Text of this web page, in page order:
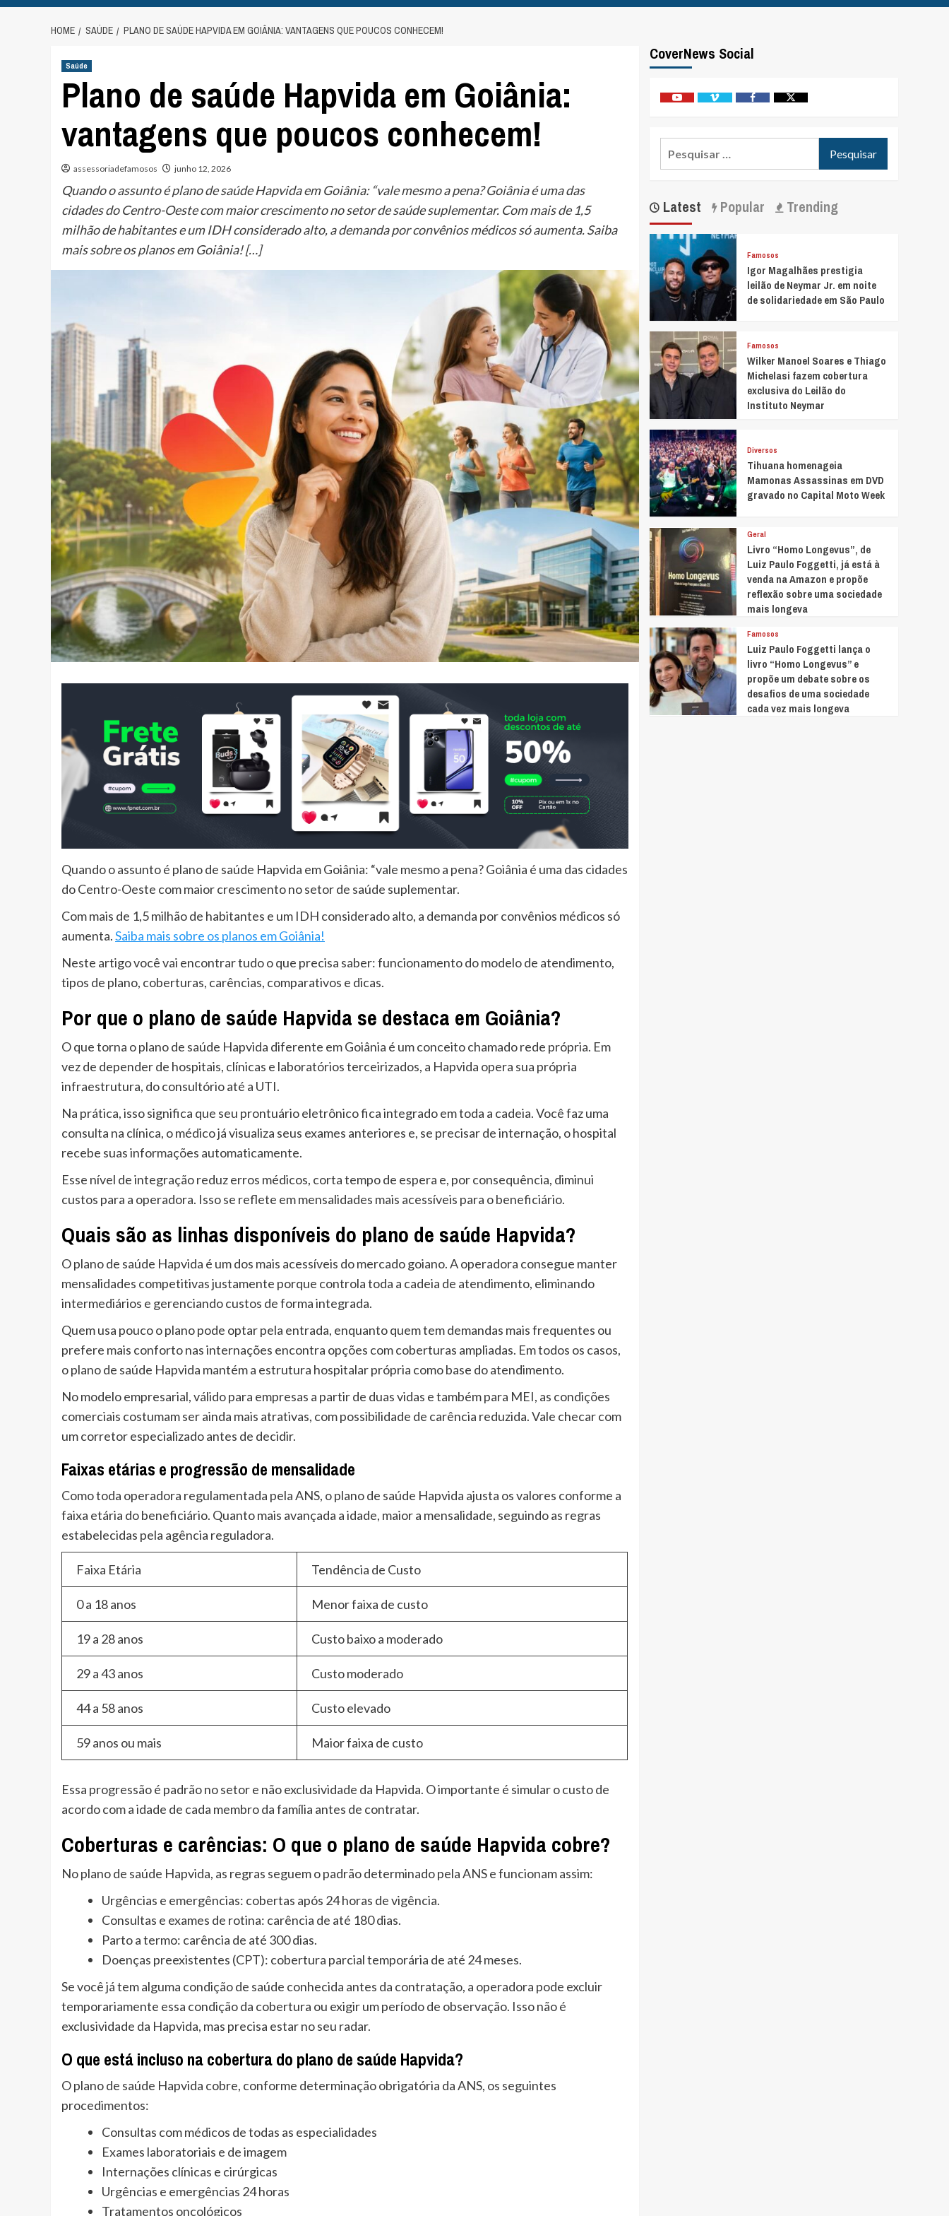
HOME SAÚDE PLANO DE SAÚDE HAPVIDA EM GOIÂNIA: VANTAGENS QUE POUCOS CONHECEM!
Saúde
Plano de saúde Hapvida em Goiânia:
vantagens que poucos conhecem!
assessoriadefamosos junho 12, 2026
Quando o assunto é plano de saúde Hapvida em Goiânia: “vale mesmo a pena? Goiânia é uma das
cidades do Centro-Oeste com maior crescimento no setor de saúde suplementar. Com mais de 1,5
milhão de habitantes e um IDH considerado alto, a demanda por convênios médicos só aumenta. Saiba
mais sobre os planos em Goiânia! […]
Quando o assunto é plano de saúde Hapvida em Goiânia: “vale mesmo a pena? Goiânia é uma das cidades
do Centro-Oeste com maior crescimento no setor de saúde suplementar.
Com mais de 1,5 milhão de habitantes e um IDH considerado alto, a demanda por convênios médicos só
aumenta.Saiba mais sobre os planos em Goiânia!
Neste artigo você vai encontrar tudo o que precisa saber: funcionamento do modelo de atendimento,
tipos de plano, coberturas, carências, comparativos e dicas.
Por que o plano de saúde Hapvida se destaca em Goiânia?
O que torna o plano de saúde Hapvida diferente em Goiânia é um conceito chamado rede própria. Em
vez de depender de hospitais, clínicas e laboratórios terceirizados, a Hapvida opera sua própria
infraestrutura, do consultório até a UTI.
Na prática, isso significa que seu prontuário eletrônico fica integrado em toda a cadeia. Você faz uma
consulta na clínica, o médico já visualiza seus exames anteriores e, se precisar de internação, o hospital
recebe suas informações automaticamente.
Esse nível de integração reduz erros médicos, corta tempo de espera e, por consequência, diminui
custos para a operadora. Isso se reflete em mensalidades mais acessíveis para o beneficiário.
Quais são as linhas disponíveis do plano de saúde Hapvida?
O plano de saúde Hapvida é um dos mais acessíveis do mercado goiano. A operadora consegue manter
mensalidades competitivas justamente porque controla toda a cadeia de atendimento, eliminando
intermediários e gerenciando custos de forma integrada.
Quem usa pouco o plano pode optar pela entrada, enquanto quem tem demandas mais frequentes ou
prefere mais conforto nas internações encontra opções com coberturas ampliadas. Em todos os casos,
o plano de saúde Hapvida mantém a estrutura hospitalar própria como base do atendimento.
No modelo empresarial, válido para empresas a partir de duas vidas e também para MEI, as condições
comerciais costumam ser ainda mais atrativas, com possibilidade de carência reduzida. Vale checar com
um corretor especializado antes de decidir.
Faixas etárias e progressão de mensalidade
Como toda operadora regulamentada pela ANS, o plano de saúde Hapvida ajusta os valores conforme a
faixa etária do beneficiário. Quanto mais avançada a idade, maior a mensalidade, seguindo as regras
estabelecidas pela agência reguladora.
Faixa Etária Tendência de Custo
0 a 18 anos Menor faixa de custo
19 a 28 anos Custo baixo a moderado
29 a 43 anos Custo moderado
44 a 58 anos Custo elevado
59 anos ou mais Maior faixa de custo
Essa progressão é padrão no setor e não exclusividade da Hapvida. O importante é simular o custo de
acordo com a idade de cada membro da família antes de contratar.
Coberturas e carências: O que o plano de saúde Hapvida cobre?
No plano de saúde Hapvida, as regras seguem o padrão determinado pela ANS e funcionam assim:
Urgências e emergências: cobertas após 24 horas de vigência.
Consultas e exames de rotina: carência de até 180 dias.
Parto a termo: carência de até 300 dias.
Doenças preexistentes (CPT): cobertura parcial temporária de até 24 meses.
Se você já tem alguma condição de saúde conhecida antes da contratação, a operadora pode excluir
temporariamente essa condição da cobertura ou exigir um período de observação. Isso não é
exclusividade da Hapvida, mas precisa estar no seu radar.
O que está incluso na cobertura do plano de saúde Hapvida?
O plano de saúde Hapvida cobre, conforme determinação obrigatória da ANS, os seguintes
procedimentos:
Consultas com médicos de todas as especialidades
Exames laboratoriais e de imagem
Internações clínicas e cirúrgicas
Urgências e emergências 24 horas
Tratamentos oncológicos
CoverNews Social
YoutubeVimeo FacebookTwitter
Latest Popular Trending
Famosos
Igor Magalhães prestigia
leilão de Neymar Jr. em noite
de solidariedade em São Paulo
Famosos
Wilker Manoel Soares e Thiago
Michelasi fazem cobertura
exclusiva do Leilão do
Instituto Neymar
Diversos
Tihuana homenageia
Mamonas Assassinas em DVD
gravado no Capital Moto Week
Geral
Livro “Homo Longevus”, de
Luiz Paulo Foggetti, já está à
venda na Amazon e propõe
reflexão sobre uma sociedade
mais longeva
Famosos
Luiz Paulo Foggetti lança o
livro “Homo Longevus” e
propõe um debate sobre os
desafios de uma sociedade
cada vez mais longeva